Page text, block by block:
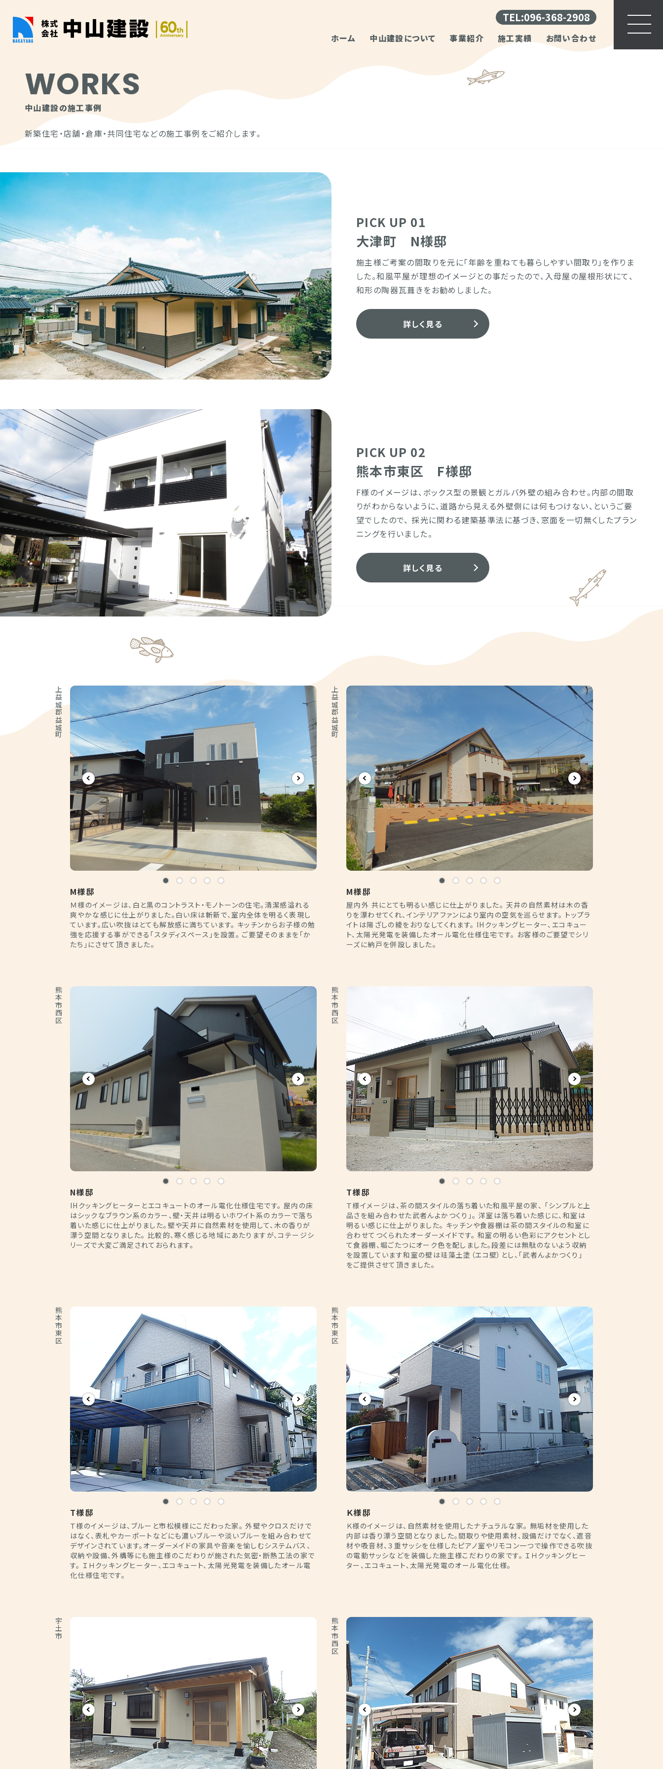
TEL:096-368-2908
ホーム 中山建設について 事業紹介 施工実績 お問い合わせ
WORKS
中山建設の施工事例
新築住宅・店舗・倉庫・共同住宅などの施工事例をご紹介します。
PICK UP 01
大津町 N様邸
施主様ご考案の間取りを元に「年齢を重ねても暮らしやすい間取り」を作りま
した。和風平屋が理想のイメージとの事だったので、入母屋の屋根形状にて、
和形の陶器瓦葺きをお勧めしました。
詳しく見る
PICK UP 02
熊本市東区 F様邸
F様のイメージは、ボックス型の景観とガルバ外壁の組み合わせ。内部の間取
りがわからないように、道路から見える外壁側には何もつけない、というご要
望でしたので、 採光に関わる建築基準法に基づき、窓面を一切無くしたプラン
ニングを行いました。
詳しく見る
上益城郡益城町
M様邸
Ｍ様のイメージは、白と黒のコントラスト・モノトーンの住宅。清潔感溢れる
爽やかな感じに仕上がりました。白い床は斬新で、室内全体を明るく表現し
ています。広い吹抜はとても解放感に満ちています。 キッチンからお子様の勉
強を応援する事ができる「スタディスペース」を設置。 ご要望そのままを「か
たち」にさせて頂きました。
上益城郡益城町
M様邸
屋内外 共にとても明るい感じに仕上がりました。 天井の自然素材は木の香
りを漂わせてくれ、インテリアファンにより室内の空気を巡らせます。 トップラ
イトは陽ざしの綾をおりなしてくれます。 IHクッキングヒーター、エコキュー
ト、太陽光発電を装備したオール電化仕様住宅です。 お客様のご要望でシリ
ーズに納戸を併設しました。
熊本市西区
N様邸
IHクッキングヒーターとエコキュートのオール電化仕様住宅です。 屋内の床
はシックなブラウン系のカラー、壁・天井は明るいホワイト系のカラーで落ち
着いた感じに仕上がりました。壁や天井に自然素材を使用して、木の香りが
漂う空間となりました。 比較的、寒く感じる地域にあたりますが、コテージシ
リーズで大変ご満足されておられます。
熊本市西区
T様邸
Ｔ様イメージは、茶の間スタイルの落ち着いた和風平屋の家、 「シンプルと上
品さを組み合わせた武者んよかつくり」。 洋室は落ち着いた感じに、和室は
明るい感じに仕上がりました。 キッチンや食器棚は茶の間スタイルの和室に
合わせてつくられたオーダーメイドです。 和室の明るい色彩にアクセントとし
て食器棚、堀ごたつにオーク色を配しました。段差には無駄のないよう収納
を設置しています和室の壁は珪藻土塗（エコ壁）とし、「武者んよかつくり」
をご提供させて頂きました。
熊本市東区
T様邸
Ｔ様のイメージは、ブルーと市松模様にこだわった家。 外壁やクロスだけで
はなく、表札やカーポートなどにも濃いブルーや淡いブルーを組み合わせて
デザインされています。オーダーメイドの家具や音楽を愉しむシステムバス、
収納や設備、外構等にも施主様のこだわりが施された気密・断熱工法の家で
す。 ＩＨクッキングヒーター、エコキュート、太陽光発電を装備したオール電
化仕様住宅です。
熊本市東区
Ｋ様邸
Ｋ様のイメージは、自然素材を使用したナチュラルな家。 無垢材を使用した
内部は香り漂う空間となりました。間取りや使用素材、設備だけでなく、遮音
材や吸音材、３重サッシを仕様したピアノ室やリモコン一つで操作できる吹抜
の電動サッシなどを装備した施主様こだわりの家です。 ＩＨクッキングヒー
ター、エコキュート、太陽光発電のオール電化仕様。
宇土市 熊本市西区